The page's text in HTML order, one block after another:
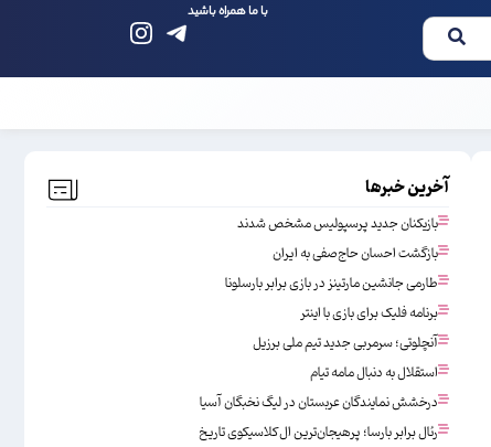
با ما همراه باشید
آخرین خبرها
بازیکنان جدید پرسپولیس مشخص شدند
بازگشت احسان حاج‌صفی به ایران
طارمی جانشین مارتینز در بازی برابر بارسلونا
برنامه فلیک برای بازی با اینتر
آنچلوتی؛ سرمربی جدید تیم ملی برزیل
استقلال به دنبال مامه تیام
درخشش نمایندگان عربستان در لیگ نخبگان آسیا
رئال برابر بارسا؛ پرهیجان‌‌ترین ال‌کلاسیکوی تاریخ